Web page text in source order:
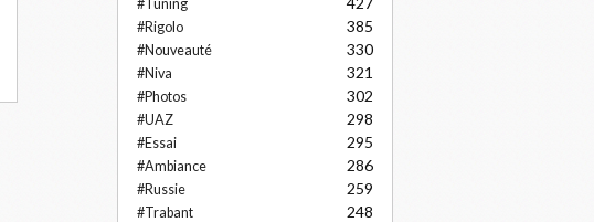
#Tuning
#Rigolo 385
#Nouveauté 330
#Niva 321
#Photos 302
#UAZ 298
#Essai 295
#Ambiance 286
#Russie 259
#Trabant 248